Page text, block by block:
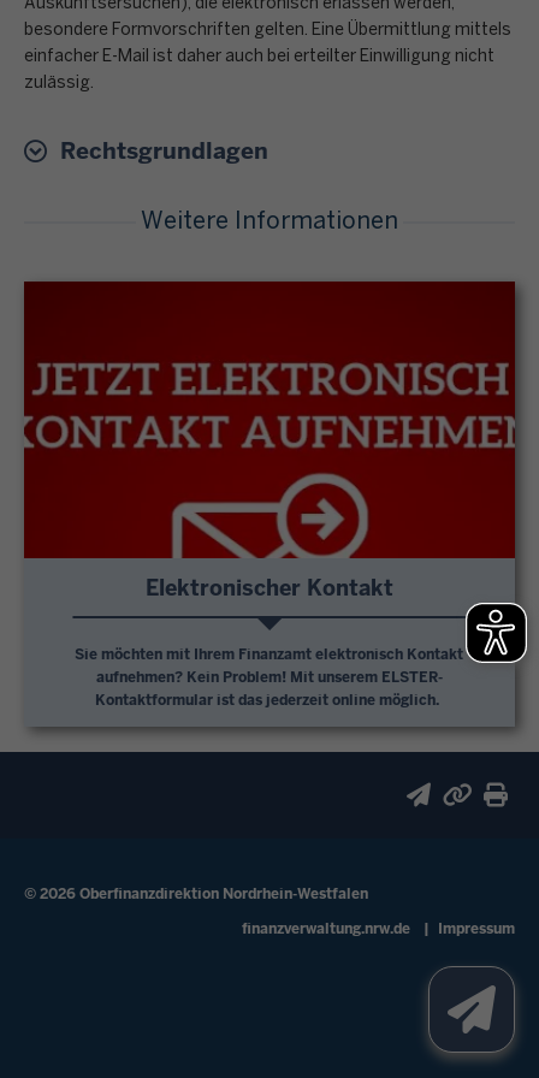
Auskunftsersuchen), die elektronisch erlassen werden,
besondere Formvorschriften gelten. Eine Übermittlung mittels
einfacher E-Mail ist daher auch bei erteilter Einwilligung nicht
zulässig.
Rechtsgrundlagen
Weitere Informationen
Elektronischer Kontakt
Sie möchten mit Ihrem Finanzamt elektronisch Kontakt
aufnehmen? Kein Problem! Mit unserem ELSTER-
Kontaktformular ist das jederzeit online möglich.
© 2026 Oberfinanzdirektion Nordrhein-Westfalen
finanzverwaltung.nrw.de Impressum